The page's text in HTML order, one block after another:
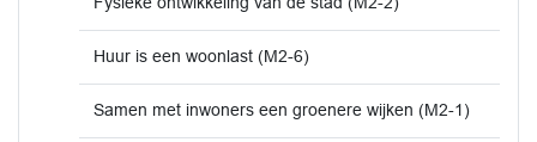
Huur is een woonlast (M2-6)
Samen met inwoners een groenere wijken (M2-1)